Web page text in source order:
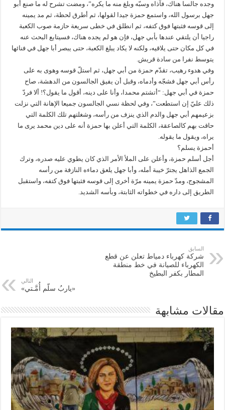
وجده جالسا هناك، فآذاه وسبّه وبلغ منه ما يكره”، ومضت تشرح له ما صنع أبو
جهل برسول الله، واستمع حمزة جيدا لقولها، ثم أطرق لحظة، ثم مد يمينه
إلى قوسه فثبتها فوق كتفه، ثم انطلق في خطى سريعة حازمة صوب الكعبة
راجيا أن يلتقي عندها بأبي جهل، فإن هو لم يجده هناك، فسيتابع البحث عنه
في كل مكان حتى يلاقيه، ولكنه لا يكاد يبلغ الكعبة، حتى يبصر أبا جهل في فنائها
يتوسط نفرا من سادة قريش.
وفي هدوء رهيب، تقدّم حمزة من أبي جهل، ثم استلّ قوسه وهوى به على
رأس أبي جهل فشجّه وأدماه، وقبل أن يفيق الجالسون من الدهشة، صاح
حمزة في أبي جهل: “أتشتم محمدا، وأنا على دينه، أقول ما يقول؟! ألا فردّ
ذلك عليّ إن استطعت”، وفي لحظة نسي الجالسون جميعا الإهانة التي نزلت
بزعيمهم أبي جهل والدم الذي ينزف من رأسه، وشغلتهم تلك الكلمة التي
حاقت بهم كالصاعقة، الكلمة التي أعلن بها حمزة أنه على دين محمد يرى ما
يراه، ويقول ما يقوله.
أحمزة يسلم؟
أجل أسلم حمزة، وأعلن على الملأ الأمر الذي كان يطوي عليه صدره، وترك
الجمع الذاهل يجترّ خيبة أمله، وأبا جهل يلعق دماءه النازفة من رأسه
المشجوج، ومدّ حمزة يمينه مرّة أخرى إلى قوسه فثبتها فوق كتفه، واستقبل
الطريق إلى داره في خطواته الثابتة، وبأسه الشديد.
السابق
شركة كهرباء دمياط تعلن عن قطع
الكهرباء للصيانة في خط منطقة
المطار بكفر البطيخ
التالي
‏«ياربُ سلّم أُمَّـتي»
مقالات مشابهة